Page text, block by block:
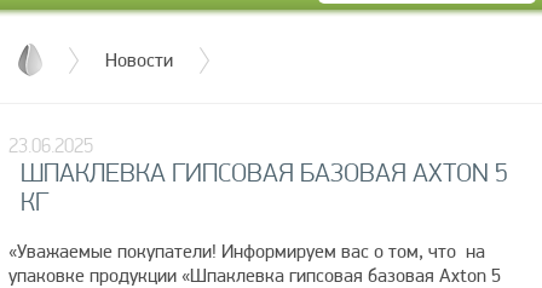
Новости
23.06.2025
ШПАКЛЕВКА ГИПСОВАЯ БАЗОВАЯ AXTON 5
КГ
«Уважаемые покупатели! Информируем вас о том, что на
упаковке продукции «Шпаклевка гипсовая базовая Axton 5